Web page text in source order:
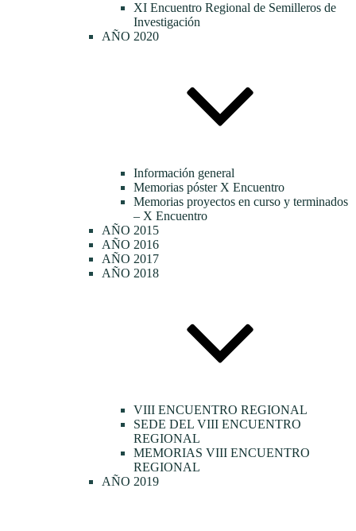
XI Encuentro Regional de Semilleros de
Investigación
AÑO 2020
Información general
Memorias póster X Encuentro
Memorias proyectos en curso y terminados
– X Encuentro
AÑO 2015
AÑO 2016
AÑO 2017
AÑO 2018
VIII ENCUENTRO REGIONAL
SEDE DEL VIII ENCUENTRO
REGIONAL
MEMORIAS VIII ENCUENTRO
REGIONAL
AÑO 2019